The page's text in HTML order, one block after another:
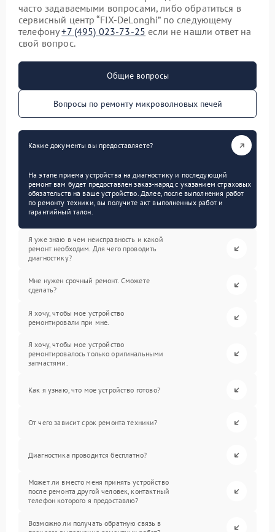
часто задаваемыми вопросами, либо обратиться в
сервисный центр “FIX-DeLonghi” по следующему
телефону+7 (495) 023-73-25 если не нашли ответ на
свой вопрос.
Общие вопросы
Вопросы по ремонту микроволновых печей
Какие документы вы предоставляете?
На этапе приема устройства на диагностику и последующий
ремонт вам будет предоставлен заказ-наряд с указанием страховых
обязательств на ваше устройство. Далее, после выполнения работ
по ремонту техники, вы получите акт выполненных работ и
гарантийный талон.
Я уже знаю в чем неисправность и какой
ремонт необходим. Для чего проводить
диагностику?
Мне нужен срочный ремонт. Сможете
сделать?
Я хочу, чтобы мое устройство
ремонтировали при мне.
Я хочу, чтобы мое устройство
ремонтировалось только оригинальными
запчастями.
Как я узнаю, что мое устройство готово?
От чего зависит срок ремонта техники?
Диагностика проводится бесплатно?
Может ли вместо меня принять устройство
после ремонта другой человек, контактный
телефон которого я предоставлю?
Возможно ли получать обратную связь в